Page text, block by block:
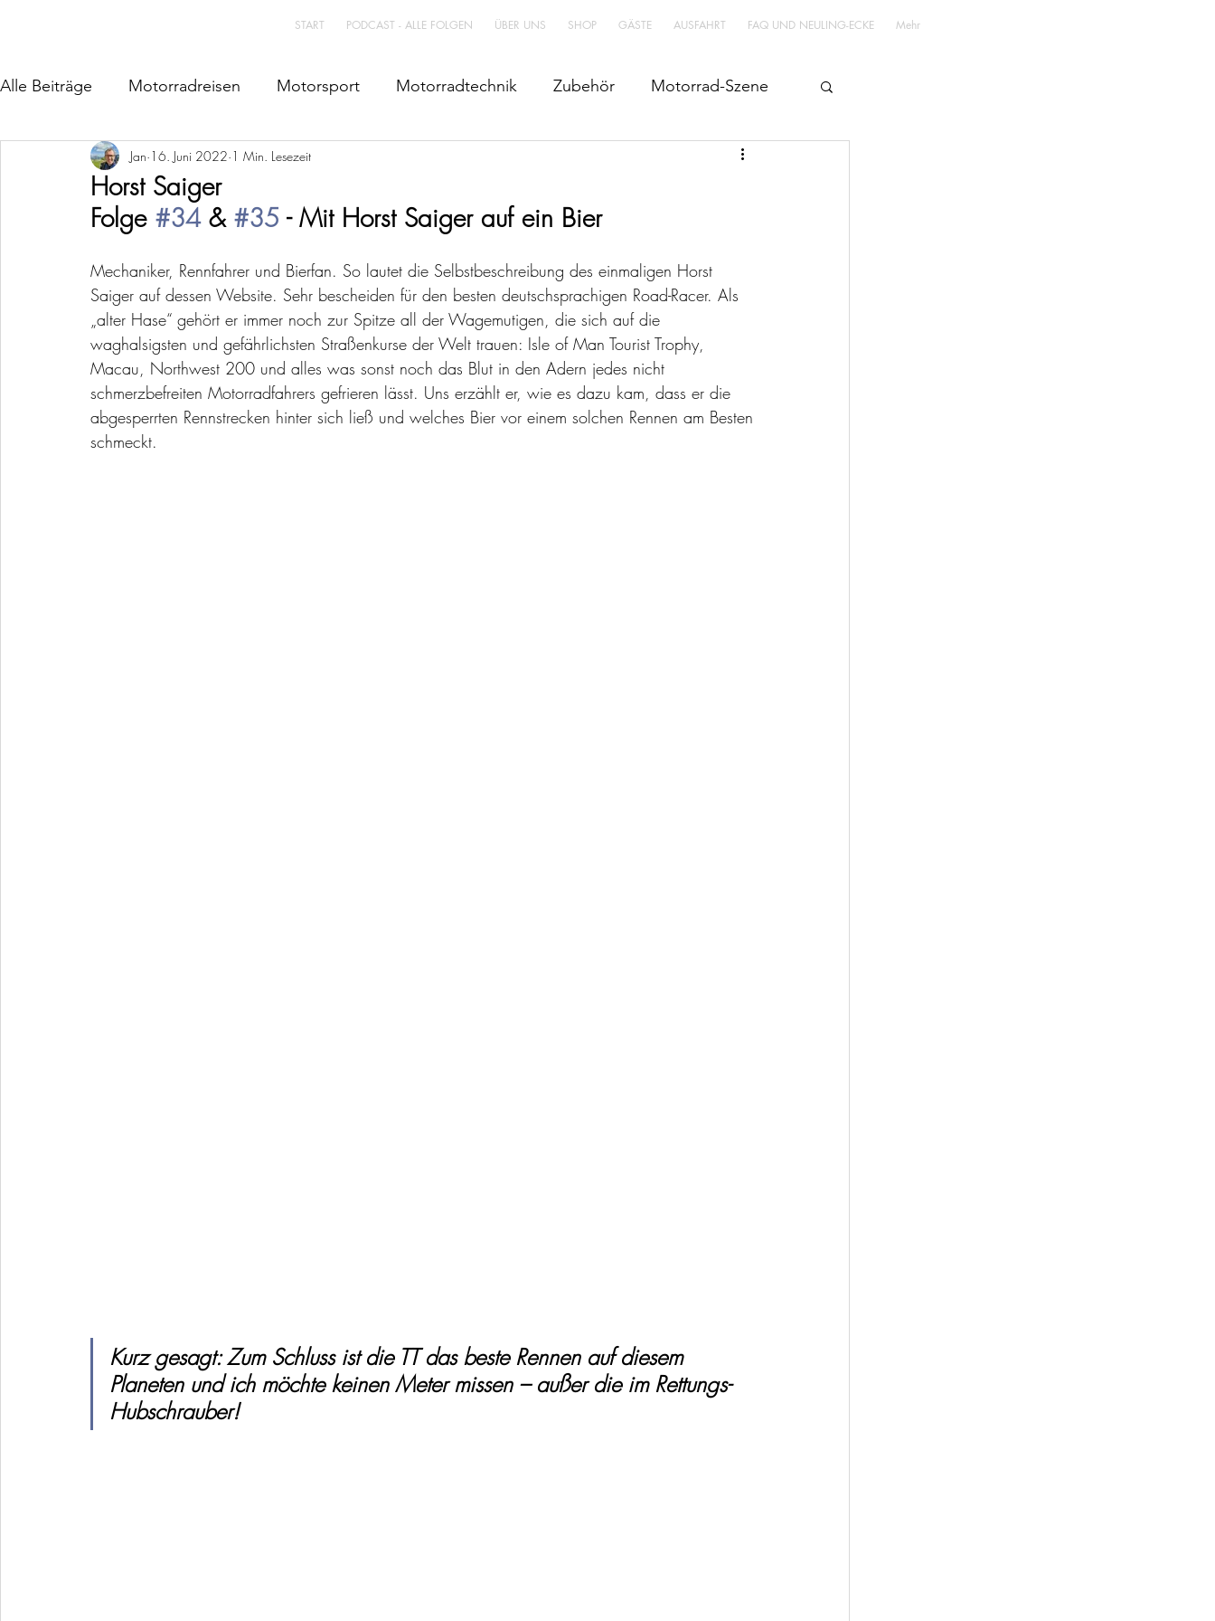
START PODCAST - ALLE FOLGEN ÜBER UNS SHOP GÄSTE AUSFAHRT FAQ UND NEULING-ECKE Mehr
Alle Beiträge Motorradreisen Motorsport Motorradtechnik Zubehör Motorrad-Szene
Horst Saiger
Jan 16. Juni 2022 1 Min. Lesezeit
Folge #34 & #35 - Mit Horst Saiger auf ein Bier
Mechaniker, Rennfahrer und Bierfan. So lautet die Selbstbeschreibung des einmaligen Horst
Saiger auf dessen Website. Sehr bescheiden für den besten deutschsprachigen Road-Racer. Als
„alter Hase“ gehört er immer noch zur Spitze all der Wagemutigen, die sich auf die
waghalsigsten und gefährlichsten Straßenkurse der Welt trauen: Isle of Man Tourist Trophy,
Macau, Northwest 200 und alles was sonst noch das Blut in den Adern jedes nicht
schmerzbefreiten Motorradfahrers gefrieren lässt. Uns erzählt er, wie es dazu kam, dass er die
abgesperrten Rennstrecken hinter sich ließ und welches Bier vor einem solchen Rennen am Besten
schmeckt.
Kurz gesagt: Zum Schluss ist die TT das beste Rennen auf diesem
Planeten und ich möchte keinen Meter missen – außer die im Rettungs-
Hubschrauber!